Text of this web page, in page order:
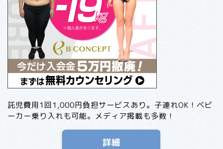
託児費用1回1,000円負担サービスあり。子連れOK！ベビ
ーカー乗り入れも可能。メディア掲載も多数！
詳細